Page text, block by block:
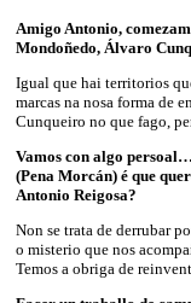
Amigo Antonio,
Mondoñedo, Álvaro
Igual que hai territorios
marcas na nosa forma de
Cunqueiro no que fago,
Vamos con algo
(Pena Morcán) é que
Antonio Reigosa?
Non se trata de derrubar
o misterio que nos
Temos a obriga de